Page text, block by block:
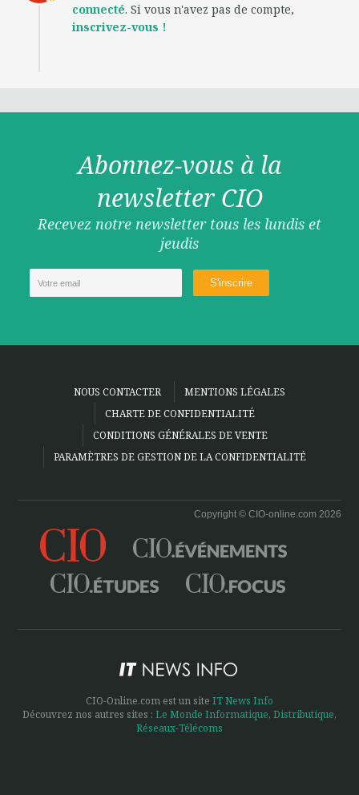
connecté. Si vous n'avez pas de compte,
inscrivez-vous !
Abonnez-vous à la
newsletter CIO
Recevez notre newsletter tous les lundis et
jeudis
NOUS CONTACTER
MENTIONS LÉGALES
CHARTE DE CONFIDENTIALITÉ
CONDITIONS GÉNÉRALES DE VENTE
PARAMÈTRES DE GESTION DE LA CONFIDENTIALITÉ
Copyright © CIO-online.com 2026
CIO-Online.com est un site IT News Info
Découvrez nos autres sites : Le Monde Informatique, Distributique,
Réseaux-Télécoms